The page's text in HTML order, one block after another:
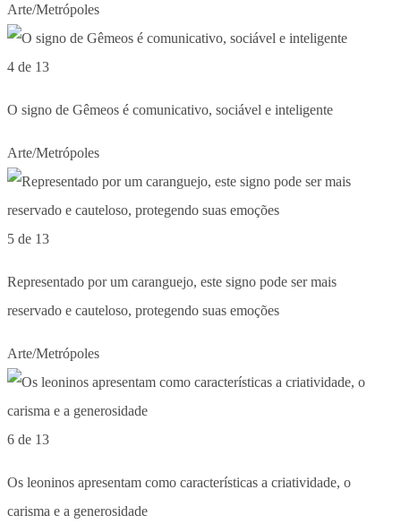
Arte/Metrópoles
4 de 13
O signo de Gêmeos é comunicativo, sociável e inteligente
Arte/Metrópoles
5 de 13
Representado por um caranguejo, este signo pode ser mais
reservado e cauteloso, protegendo suas emoções
Arte/Metrópoles
6 de 13
Os leoninos apresentam como características a criatividade, o
carisma e a generosidade